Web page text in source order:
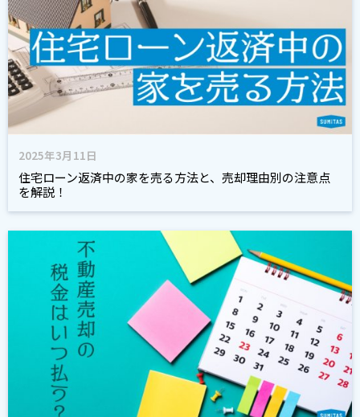
2025年3月11日
住宅ローン返済中の家を売る方法と、売却理由別の注意点
を解説！